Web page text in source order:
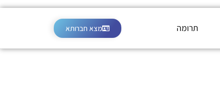
תרומה מצא חברותא